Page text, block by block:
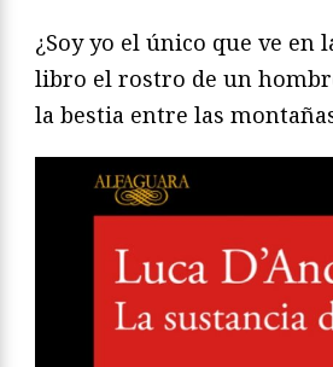
¿Soy yo el único que ve en
libro el rostro de un
la bestia entre las